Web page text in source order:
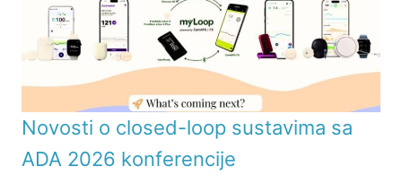
Novosti o closed-loop sustavima sa
ADA 2026 konferencije